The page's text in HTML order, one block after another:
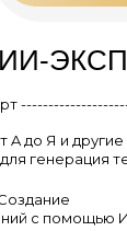
ИИ-
A до Я и другие
генерация
с помощью